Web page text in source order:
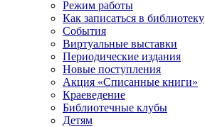
Режим работы
Как записаться в библиотеку
События
Виртуальные выставки
Периодические издания
Новые поступления
Акция «Списанные книги»
Краеведение
Библиотечные клубы
Детям